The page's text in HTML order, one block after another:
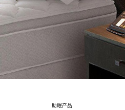
助眠产品